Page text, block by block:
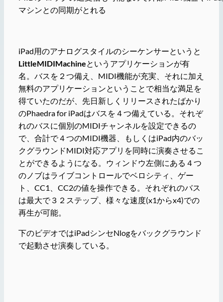
マシンとの同期がとれる
iPad用のアナログスタイルのシーケンサーというと
LittleMIDIMachine というアプリケーションが有
名。バスを２つ備え、MIDI機能が充実、それに加え
無料のアプリケーションということで相当な満足を
得ていたのだが、先日新しくリリースされたばかり
のPhaedra for iPadはバスを４つ備えている。それぞ
れのバスに個別のMIDIチャンネルを設定できるの
で、合計で４つのMIDI機器、もしくはiPad内のバッ
クグラウンドMIDI対応アプリを同時に演奏させるこ
とができるようになる。ウィンドウ左側にある４つ
のノブはライブコントロールでベロシティ、ゲー
ト、CC1、CC2の値を操作できる。それぞれのバス
は最大で３２ステップ、様々な速度(x1からx4)での
再生が可能。
下のビデオではiPadシンセNlogをバックグラウンド
で起動させ演奏している。